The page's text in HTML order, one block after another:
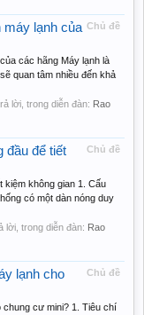
Chủ đề
máy lạnh của
các hãng Máy lạnh là
quan tâm nhiều đến khả
lời, trong diễn đàn: Rao
Chủ đề
đầu để tiết
kiệm không gian 1. Cấu
có một dàn nóng duy
lời, trong diễn đàn: Rao
Chủ đề
lạnh cho
cư mini? 1. Tiêu chí